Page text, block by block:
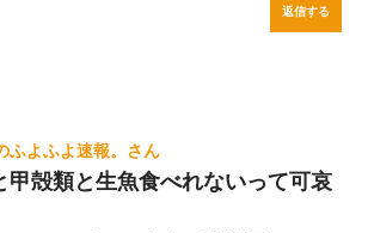
返信する
ふよふよ速報。
甲殻類と生魚食べれないって可哀